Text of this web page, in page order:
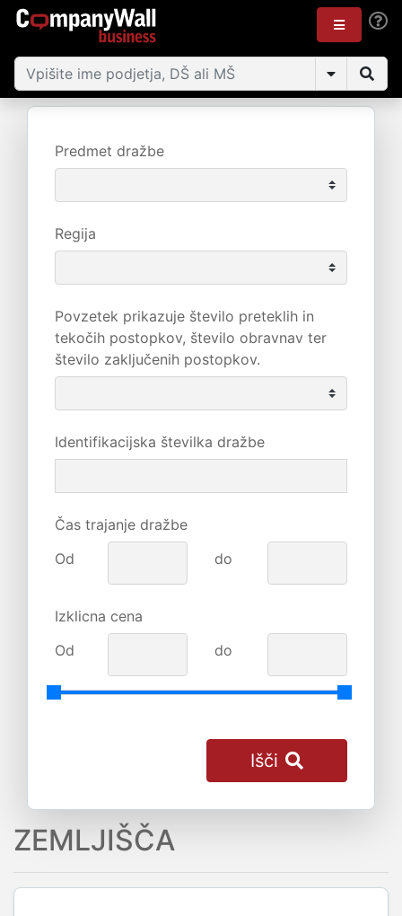
Predmet dražbe
Regija
Povzetek prikazuje število preteklih in
tekočih postopkov, število obravnav ter
število zaključenih postopkov.
Identifikacijska številka dražbe
Čas trajanje dražbe
Od
do
Izklicna cena
Od
do
Išči
ZEMLJIŠČA